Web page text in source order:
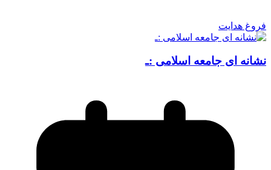
فروغ هدایت
نشانه ای جامعه اسلامی :ـ